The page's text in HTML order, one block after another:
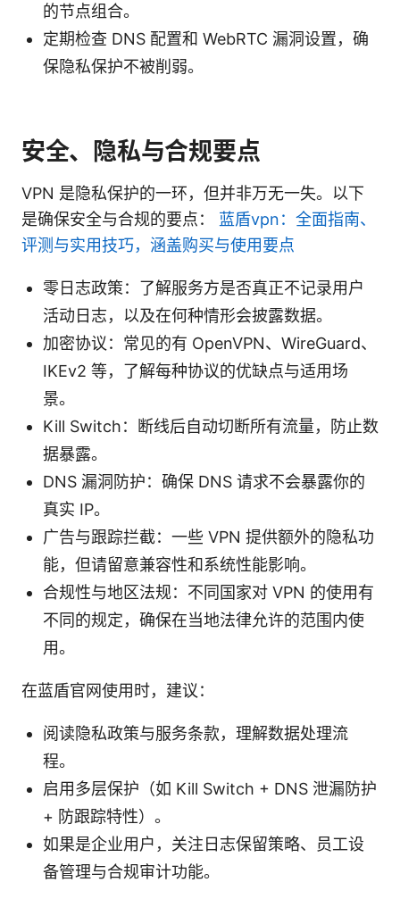
的节点组合。
定期检查 DNS 配置和 WebRTC 漏洞设置，确
保隐私保护不被削弱。
安全、隐私与合规要点
VPN 是隐私保护的一环，但并非万无一失。以下
是确保安全与合规的要点： 蓝盾vpn：全面指南、
评测与实用技巧，涵盖购买与使用要点
零日志政策：了解服务方是否真正不记录用户
活动日志，以及在何种情形会披露数据。
加密协议：常见的有 OpenVPN、WireGuard、
IKEv2 等，了解每种协议的优缺点与适用场
景。
Kill Switch：断线后自动切断所有流量，防止数
据暴露。
DNS 漏洞防护：确保 DNS 请求不会暴露你的
真实 IP。
广告与跟踪拦截：一些 VPN 提供额外的隐私功
能，但请留意兼容性和系统性能影响。
合规性与地区法规：不同国家对 VPN 的使用有
不同的规定，确保在当地法律允许的范围内使
用。
在蓝盾官网使用时，建议：
阅读隐私政策与服务条款，理解数据处理流
程。
启用多层保护（如 Kill Switch + DNS 泄漏防护
+ 防跟踪特性）。
如果是企业用户，关注日志保留策略、员工设
备管理与合规审计功能。